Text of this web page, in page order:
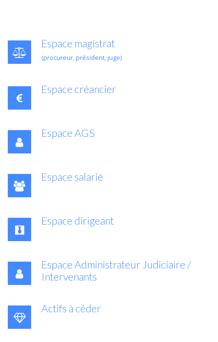
Espace magistrat
(procureur, président, juge)
Espace créancier
Espace AGS
Espace salarié
Espace dirigeant
Espace Administrateur Judiciaire /
Intervenants
Actifs à céder